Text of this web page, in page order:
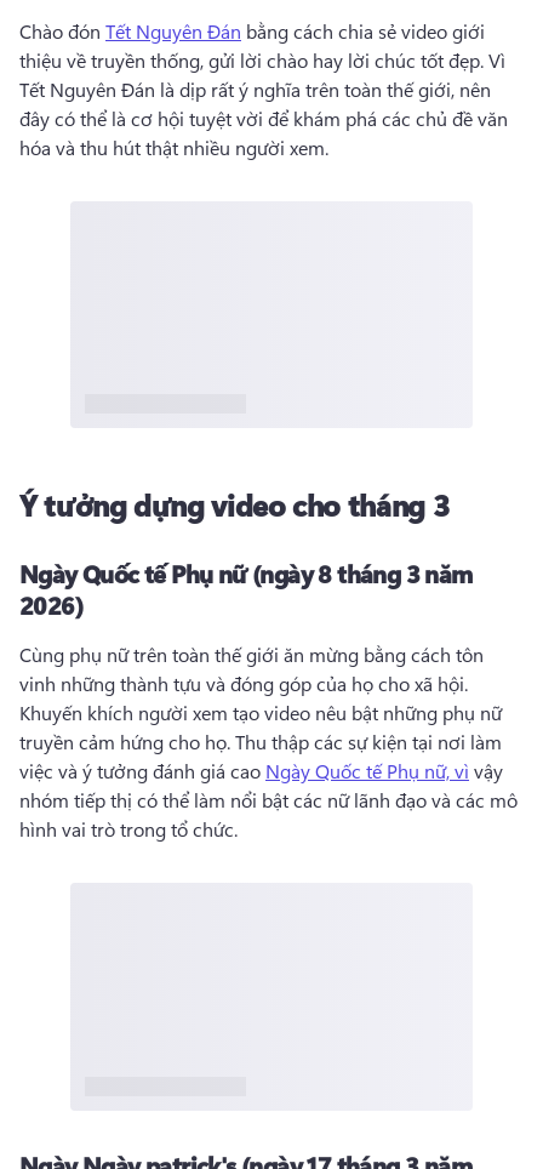
Chào đón Tết Nguyên Đán bằng cách chia sẻ video giới
thiệu về truyền thống, gửi lời chào hay lời chúc tốt đẹp. Vì
Tết Nguyên Đán là dịp rất ý nghĩa trên toàn thế giới, nên
đây có thể là cơ hội tuyệt vời để khám phá các chủ đề văn
hóa và thu hút thật nhiều người xem.
Ý tưởng dựng video cho tháng 3
Ngày Quốc tế Phụ nữ (ngày 8 tháng 3 năm
2026)
Cùng phụ nữ trên toàn thế giới ăn mừng bằng cách tôn
Khuyến khích người xem tạo video nêu bật những phụ nữ
truyền cảm hứng cho họ. Thu thập các sự kiện tại nơi làm
việc và ý tưởng đánh giá cao Ngày Quốc tế Phụ nữ, vì vậy
nhóm tiếp thị có thể làm nổi bật các nữ lãnh đạo và các mô
hình vai trò trong tổ chức.